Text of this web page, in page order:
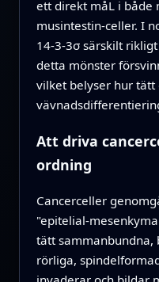
ett direkt måL i både
musintestin‑celler. I
14‑3‑3σ särskilt
detta mönster
vilket belyser hur
Att driva
ordning
Cancerceller
tätt
rörliga,